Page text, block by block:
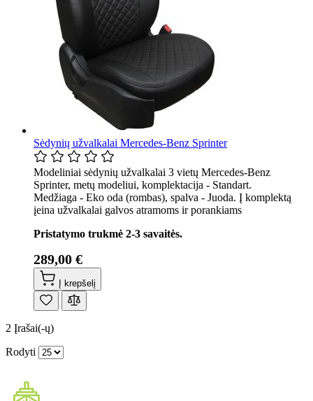
Sėdynių užvalkalai Mercedes-Benz Sprinter
Modeliniai sėdynių užvalkalai 3 vietų Mercedes-Benz
Sprinter, metų modeliui, komplektacija - Standart.
Medžiaga - Eko oda (rombas), spalva - Juoda. Į komplektą
įeina užvalkalai galvos atramoms ir porankiams
Pristatymo trukmė 2-3 savaitės.
289,00 €
Į krepšelį
2 Įrašai(-ų)
Rodyti